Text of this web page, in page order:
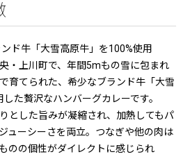
ド牛「大雪高原牛」を100%使用
・上川町で、年間5mもの雪に包まれ
育てられた、希少なブランド牛「大雪
た贅沢なハンバーグカレーです。
とした旨みが凝縮され、加熱してもパ
ューシーさを両立。つなぎや他の肉は
のの個性がダイレクトに感じられ